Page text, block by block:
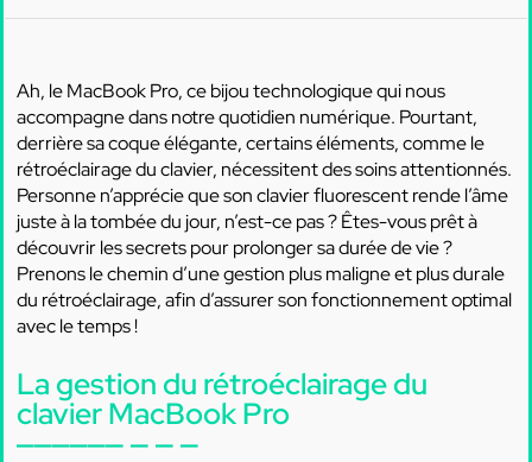
Ah, le MacBook Pro, ce bijou technologique qui nous
accompagne dans notre quotidien numérique. Pourtant,
derrière sa coque élégante, certains éléments, comme le
rétroéclairage du clavier, nécessitent des soins attentionnés.
Personne n’apprécie que son clavier fluorescent rende l’âme
juste à la tombée du jour, n’est-ce pas ? Êtes-vous prêt à
découvrir les secrets pour prolonger sa durée de vie ?
Prenons le chemin d’une gestion plus maligne et plus durale
du rétroéclairage, afin d’assurer son fonctionnement optimal
avec le temps !
La gestion du rétroéclairage du
clavier MacBook Pro